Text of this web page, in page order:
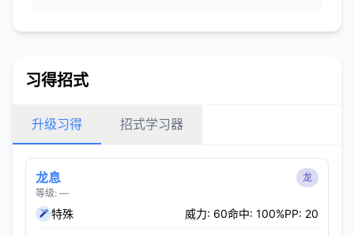
习得招式
升级习得 招式学习器
龙息
等级: —
龙
特殊 威力: 60命中: 100%PP: 20